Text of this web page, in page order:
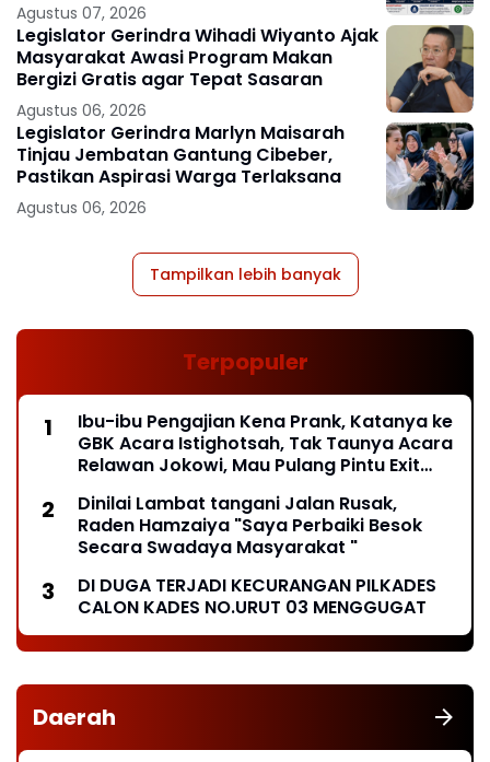
Agustus 07, 2026
Legislator Gerindra Wihadi Wiyanto Ajak
Masyarakat Awasi Program Makan
Bergizi Gratis agar Tepat Sasaran
Agustus 06, 2026
Legislator Gerindra Marlyn Maisarah
Tinjau Jembatan Gantung Cibeber,
Pastikan Aspirasi Warga Terlaksana
Agustus 06, 2026
Tampilkan lebih banyak
Terpopuler
Ibu-ibu Pengajian Kena Prank, Katanya ke
GBK Acara Istighotsah, Tak Taunya Acara
Relawan Jokowi, Mau Pulang Pintu Exit
Dinilai Lambat tangani Jalan Rusak,
Raden Hamzaiya "Saya Perbaiki Besok
Secara Swadaya Masyarakat "
DI DUGA TERJADI KECURANGAN PILKADES
CALON KADES NO.URUT 03 MENGGUGAT
Daerah